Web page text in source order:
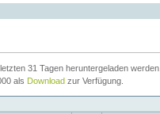
31 Tagen heruntergeladen werden.
als Download zur Verfügung.